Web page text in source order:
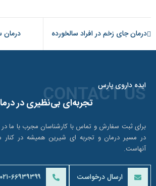
درمان جای زخم در افراد سالخورده درمان
ایده داروی پارس
تجربه‌ای بی‌نظیری در
CONTACT US
برای ثبت سفارش و تماس با کارشناسان مجرب با ما در
در مسیر درمان و تجربه ای شیرین همیشه در کنار
آنهاست.
ارسال درخواست ۰۲۱-۶۶۹۳۹۳۹۹